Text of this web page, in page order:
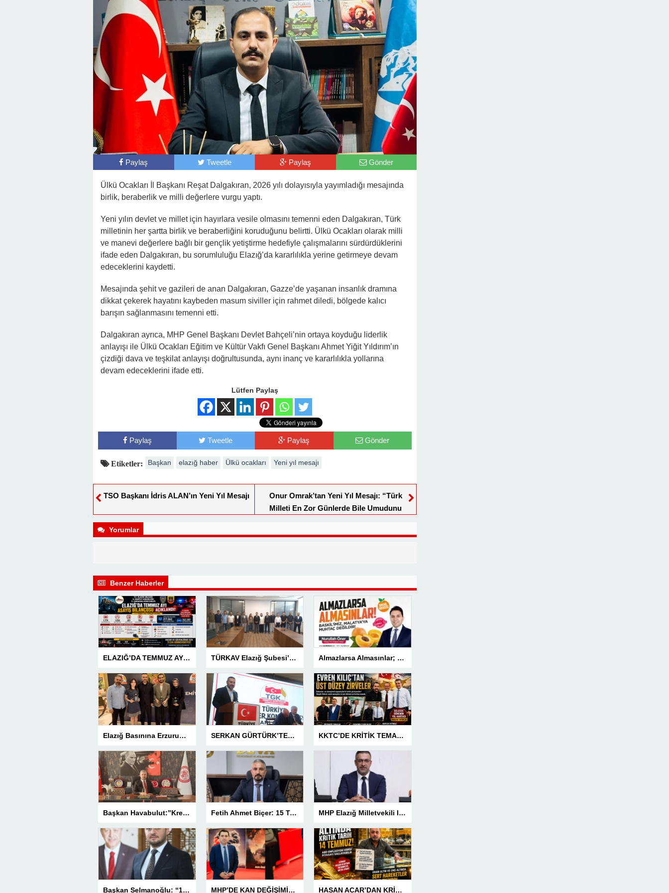
Paylaş Tweetle Paylaş Gönder
Ülkü Ocakları İl Başkanı Reşat Dalgakıran, 2026 yılı dolayısıyla yayımladığı mesajında
birlik, beraberlik ve milli değerlere vurgu yaptı.
Yeni yılın devlet ve millet için hayırlara vesile olmasını temenni eden Dalgakıran, Türk
milletinin her şartta birlik ve beraberliğini koruduğunu belirtti. Ülkü Ocakları olarak milli
ve manevi değerlere bağlı bir gençlik yetiştirme hedefiyle çalışmalarını sürdürdüklerini
ifade eden Dalgakıran, bu sorumluluğu Elazığ’da kararlılıkla yerine getirmeye devam
edeceklerini kaydetti.
Mesajında şehit ve gazileri de anan Dalgakıran, Gazze’de yaşanan insanlık dramına
dikkat çekerek hayatını kaybeden masum siviller için rahmet diledi, bölgede kalıcı
barışın sağlanmasını temenni etti.
Dalgakıran ayrıca, MHP Genel Başkanı Devlet Bahçeli’nin ortaya koyduğu liderlik
anlayışı ile Ülkü Ocakları Eğitim ve Kültür Vakfı Genel Başkanı Ahmet Yiğit Yıldırım’ın
çizdiği dava ve teşkilat anlayışı doğrultusunda, aynı inanç ve kararlılıkla yollarına
devam edeceklerini ifade etti.
Lütfen Paylaş
Paylaş Tweetle Paylaş Gönder
Etiketler: Başkan elazığ haber Ülkü ocakları Yeni yıl mesajı
TSO Başkanı İdris ALAN’ın Yeni Yıl Mesajı
Onur Omrak’tan Yeni Yıl Mesajı: “Türk
Milleti En Zor Günlerde Bile Umudunu
Yorumlar
Benzer Haberler
ELAZIĞ’DA TEMMUZ AYI ASAYİŞ BİLANÇOSU AÇIKLANDI: 1 AYDA 1.032 ŞAHIS YAKALANDI, 207 TUTUKLAMA TÜRKAV Elazığ Şubesi’nden güçlü başlangıç: Kamuda liyakatin en gür sesi olacağız Almazlarsa Almasınlar; Baskilimiz Malatya’ya Muhtaç Değildir
Elazığ Basınına Erzurum’da 3 Ödül SERKAN GÜRTÜRK’TEN BASIN MESLEK YASASI VURGUSU! KKTC’DE KRİTİK TEMASLAR! EVREN KILIÇ’TAN ÜST DÜZEY ZİRVELER
Başkan Havabulut:”Kredi Kartı Komisyonları Esnafın Kazancını Eritiyor” Fetih Ahmet Biçer: 15 Temmuz, Geleceğe Karşı Taşıdığımız Sorumluluğu Hatırlatan Bir Milattır MHP Elazığ Milletvekili IŞ IKVER: 15 TEMMUZ HAİN FETÖ KALKIŞMASI TÜRKİYE’Yİ İŞGAL GİRİŞİMİDİR
Başkan Selmanoğlu: “15 Temmuz, Milletimizin Yazdığı En Büyük Demokrasi Destanlarından Biridir” MHP’DE KAN DEĞİŞİMİNE TÜRKAV’DAN GÜÇLÜ MESAJ: “BİRLİK VE BERABERLİKLE DAHA GÜÇLÜYÜZ” HASAN ACAR’DAN KRİTİK UYARI! ALTINDA GERİ SAYIM BAŞLADI! 14 TEMMUZ’DAKİ VERİ PİYASALARIN YÖNÜNÜ BELİRLEYECEK